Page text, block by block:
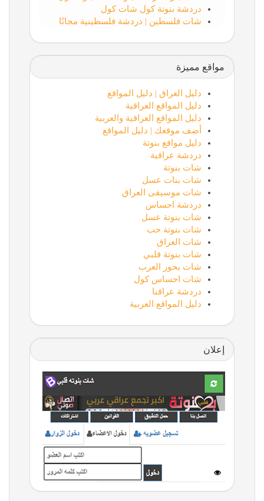
دردشة بنوتة كول شات كول
شات فلسطين | دردشة فلسطينية مجانًا
مواقع مميزة
دليل العراق | دليل المواقع
دليل المواقع العراقية
دليل المواقع العراقية والعربية
أضف موقعك | دليل المواقع
دليل مواقع بنوتة
دردشة عراقية
شات بنوتة
شات بنات عسل
شات موسيقى العراق
دردشة احساس
شات بنوتة عسل
شات بنوتة حب
شات العراق
شات بنوتة قلبي
شات بحور العرب
شات احساس كول
دردشة عراقنا
دليل المواقع العربية
إعلان